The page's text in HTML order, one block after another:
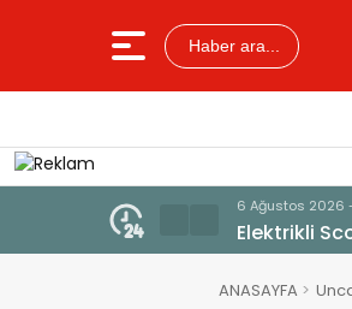
Haber ara...
ANASAYFA